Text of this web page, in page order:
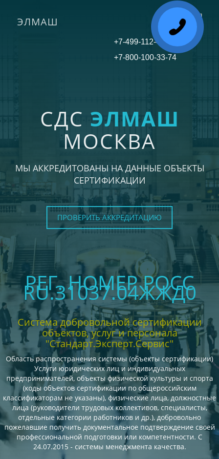
Toggle
ЭЛМАШ
СДС ЭЛМАШ
МОСКВА
МЫ АККРЕДИТОВАНЫ НА ДАННЫЕ ОБЪЕКТЫ
СЕРТИФИКАЦИИ
ПРОВЕРИТЬ АККРЕДИТАЦИЮ
РЕГ. НОМЕР РОСС
RU.З1037.04ЖЖД0
Система добровольной сертификации
объектов, услуг и персонала
"Стандарт.Эксперт.Сервис"
Область распространения системы (объекты сертификации)
Услуги юридических лиц и индивидуальных
предпринимателей, объекты физической культуры и спорта
(коды объектов сертификации по общероссийским
классификаторам не указаны), физические лица, должностные
лица (руководители трудовых коллективов, специалисты,
отдельные категории работников и др.), добровольно
пожелавшие получить документальное подтверждение своей
профессиональной подготовки или компетентности. С
24.07.2015 - системы менеджмента качества.
+7-499-112-45-81
+7-800-100-33-74